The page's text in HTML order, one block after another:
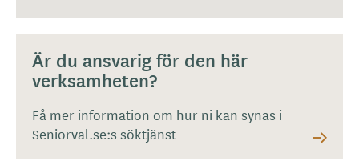
Är du ansvarig för den här
verksamheten?
Få mer information om hur ni kan synas i
Seniorval.se:s söktjänst